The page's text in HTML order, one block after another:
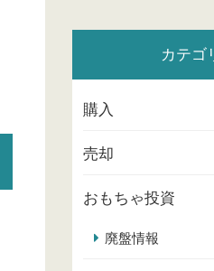
カテゴ
購入
売却
おもちゃ投資
廃盤情報